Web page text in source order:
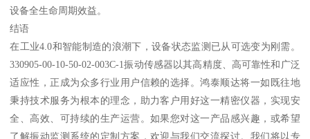
设备全生命周期效益。
结语
在工业4.0和智能制造的浪潮下，设备状态监测已从可选变为刚需。
330905-00-10-50-02-003C-1振动传感器以其高精度、高可靠性和广泛
适应性，正成为众多行业用户信赖的选择。鸿泰顺达将一如既往地
秉持技术服务为根本的理念，助力客户用好这一精密仪器，实现安
全、高效、可持续的生产运营。如果您对这一产品感兴趣，或希望
了解振动监测系统的定制方案，欢迎与我们交流探讨。我们将以专